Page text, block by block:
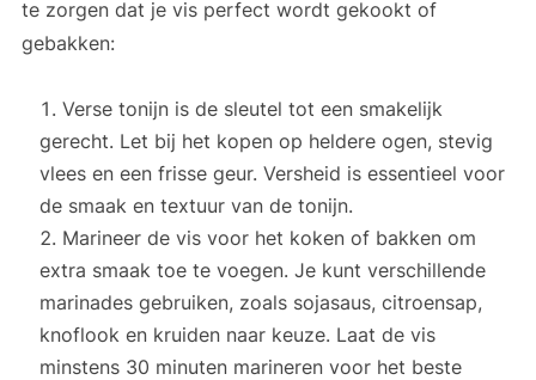
te zorgen dat je vis perfect wordt gekookt of
gebakken:
Verse tonijn is de sleutel tot een smakelijk
gerecht. Let bij het kopen op heldere ogen, stevig
vlees en een frisse geur. Versheid is essentieel voor
de smaak en textuur van de tonijn.
Marineer de vis voor het koken of bakken om
extra smaak toe te voegen. Je kunt verschillende
marinades gebruiken, zoals sojasaus, citroensap,
knoflook en kruiden naar keuze. Laat de vis
minstens 30 minuten marineren voor het beste